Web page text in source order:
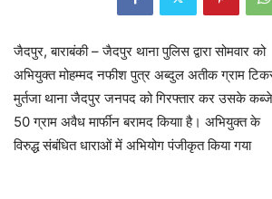
जैदपुर, बाराबंकी – जैदपुर थाना पुलिस द्वारा सोमवार को
अभियुक्त मोहम्मद नफीश पुत्र अब्दुल अतीक ग्राम
मुर्तजा थाना जैदपुर जनपद को गिरफ्तार कर उसके
50 ग्राम अवैध मार्फीन बरामद कियाा है। अभियुक्त के
विरुद्ध संबंधित धाराओं में अभियोग पंजीकृत किया गया